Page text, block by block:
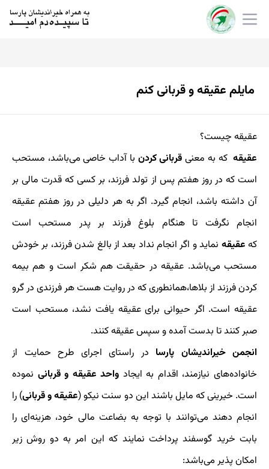
مایلم عقیقه و قربانی کنم
عقیقه چیست؟
عقیقه كه به معنی قربانی كردن با آداب خاصی می‌باشد، مستحب
است كه در روز هفتم پس از تولد فرزند، بر كسی كه قدرت مالی بر
آن داشته باشد، انجام گیرد. اگر به هر دلیلی در روز هفتم عقیقه
انجام نگرفت تا هنگام بلوغ فرزند بر پدر مستحب است
كه عقیقه نماید و اگر انجام نداد بعد از بالغ شدن فرزند، بر خودش
مستحب می‌باشد. عقیقه در حقیقت هم شكر است و هم بیمه
كردن فرزند از بلاها،همانطوری كه در روایت هست هر فرزندی در گرو
عقیقه است. اگر حیوانی برای عقیقه یافت نشد، مستحب است
صبر كنند تا بدست آمده و سپس عقیقه كنند.
انجمن خیراندیشان پارسا در راستای اجرای طرح حمایت از
خانواده‌های نیازمند، اقدام به ایجاد واحد عقیقه و قربانی نموده
است. خیرینی که مایل باشند این دو سنت نیکو (عقیقه و قربانی) را
انجام دهند می‌توانند با توجه به بضاعت مالی خود، هزینه‌ای را
بابت خرید گوسفند پرداخت نمایند که این امر به دو روش زیر
امکان پذیر می‌باشد: